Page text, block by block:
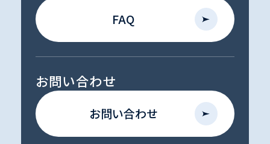
FAQ
お問い合わせ
お問い合わせ